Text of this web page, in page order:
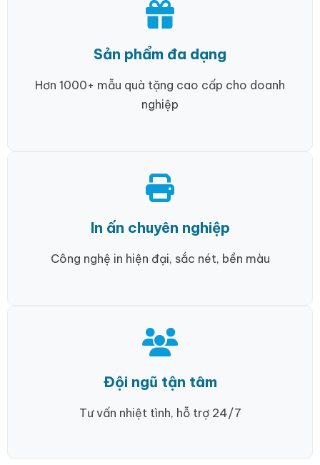
Sản phẩm đa dạng
Hơn 1000+ mẫu quà tặng cao cấp cho doanh
nghiệp
In ấn chuyên nghiệp
Công nghệ in hiện đại, sắc nét, bền màu
Đội ngũ tận tâm
Tư vấn nhiệt tình, hỗ trợ 24/7